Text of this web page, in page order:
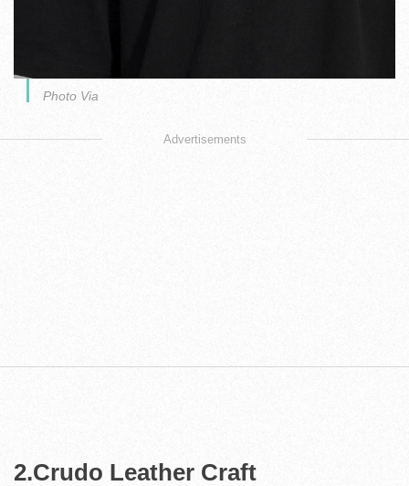
Photo Via
Advertisements
2.Crudo Leather Craft